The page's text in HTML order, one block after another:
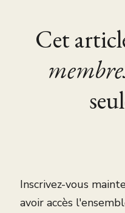
Cet
Inscrivez-vous
avoir accès